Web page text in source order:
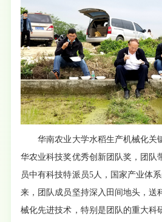
华南农业大学水稻生产机械化关
华农业科技奖优秀创新团队奖，团队
员中有科技特派员5人，国家产业体
来，团队成员坚持深入田间地头，送
械化先进技术，特别是团队的重大科